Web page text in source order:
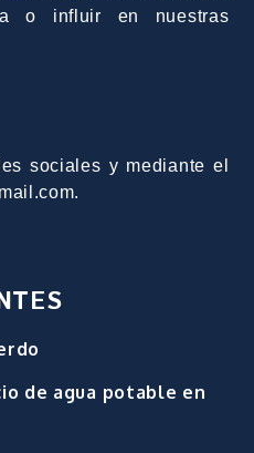
o influir en nuestras
sociales y mediante el
de agua potable en